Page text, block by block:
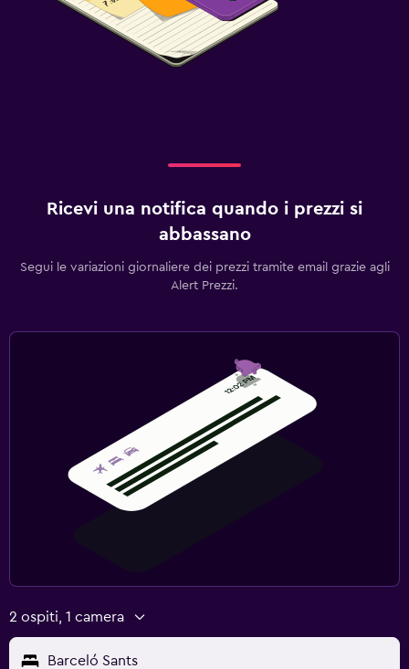
Ricevi una notifica quando i prezzi si
abbassano
Segui le variazioni giornaliere dei prezzi tramite email grazie agli
Alert Prezzi.
2 ospiti, 1 camera
Barceló Sants